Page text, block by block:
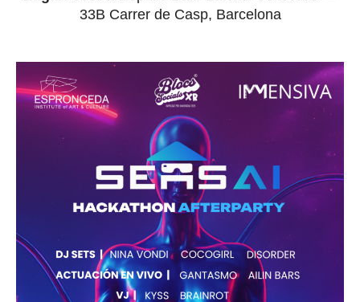
33B Carrer de Casp, Barcelona